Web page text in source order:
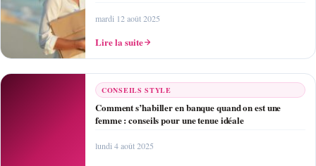
mardi 12 août 2025
Lire la suite
CONSEILS STYLE
Comment s’habiller en banque quand on est une
femme : conseils pour une tenue idéale
lundi 4 août 2025